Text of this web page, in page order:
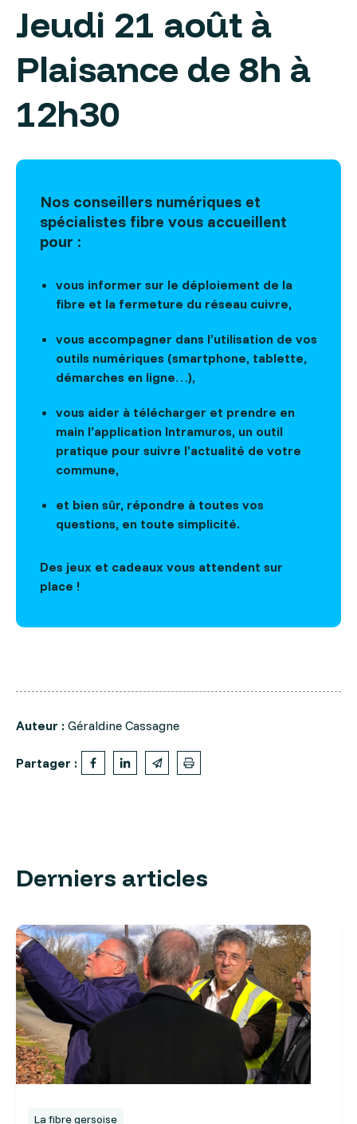
Jeudi 21 août à
Plaisance de 8h à
12h30
Nos conseillers numériques et
spécialistes fibre vous accueillent
pour :
vous informer sur le déploiement de la
fibre et la fermeture du réseau cuivre,
vous accompagner dans l’utilisation de vos
outils numériques (smartphone, tablette,
démarches en ligne…),
vous aider à télécharger et prendre en
main l’application Intramuros, un outil
pratique pour suivre l’actualité de votre
commune,
et bien sûr, répondre à toutes vos
questions, en toute simplicité.
Des jeux et cadeaux vous attendent sur
place !
Auteur : Géraldine Cassagne
Partager :
Derniers articles
La fibre gersoise